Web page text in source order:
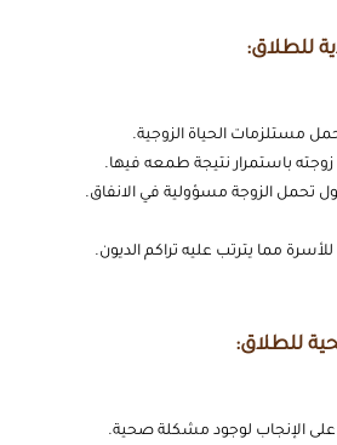
للطلاق:
مستلزمات الحياة الزوجية.
باستمرار نتيجة طمعه فيها.
تحمل الزوجة مسؤولية في الانفاق.
مما يترتب عليه تراكم الديون.
للطلاق:
على الإنجاب لوجود مشكلة صحية.